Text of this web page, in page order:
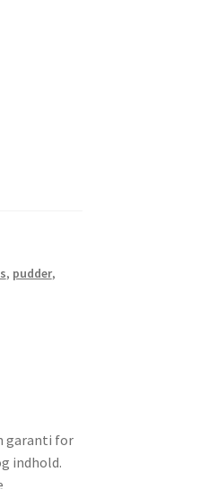
, pudder,
garanti for
indhold.